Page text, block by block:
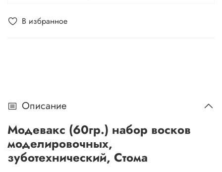
В избранное
Описание
Модевакс (60гр.) набор восков
моделировочных,
зуботехнический, Стома